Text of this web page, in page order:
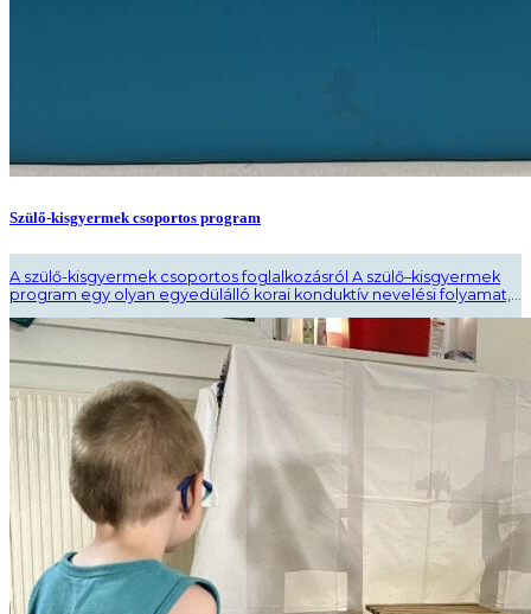
Szülő-kisgyermek csoportos program
A szülő-kisgyermek csoportos foglalkozásról A szülő–kisgyermek
program egy olyan egyedülálló korai konduktív nevelési folyamat,
gyermekek és családjaik számára nyújt komplex támogatást. A
foglalkozások különlegessége, hogy a gyermek és a szülő aktív
résztvevőként kapcsolódik be a közös tevékenységekbe. A
programban való részvétel első lépése egy egyéni tanácsadás – ..